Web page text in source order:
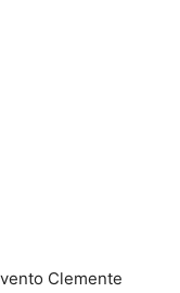
Clemente